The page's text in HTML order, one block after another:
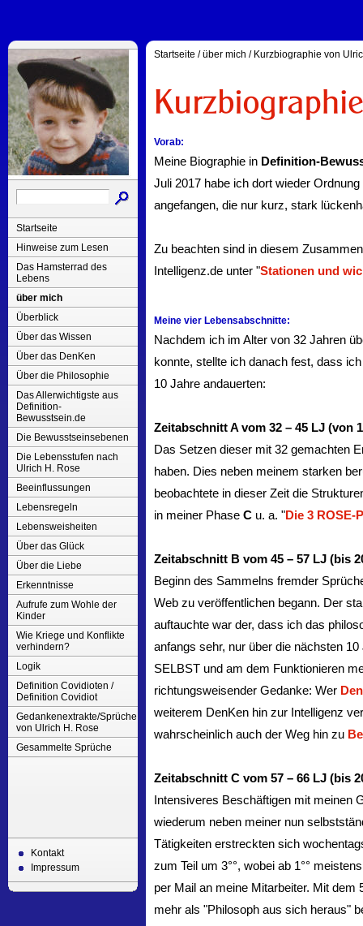
Startseite
Hinweise zum Lesen
Das Hamsterrad des
Lebens
über mich
Überblick
Über das Wissen
Über das DenKen
Über die Philosophie
Das Allerwichtigste aus
Definition-
Bewusstsein.de
Die Bewusstseinsebenen
Die Lebensstufen nach
Ulrich H. Rose
Beeinflussungen
Lebensregeln
Lebensweisheiten
Über das Glück
Über die Liebe
Erkenntnisse
Aufrufe zum Wohle der
Kinder
Wie Kriege und Konflikte
verhindern?
Logik
Definition Covidioten /
Definition Covidiot
Gedankenextrakte/Sprüche
von Ulrich H. Rose
Gesammelte Sprüche
Kontakt
Impressum
Startseite /über mich / Kurzbiographie von
Vorab:
Meine Biographie in Definition-
Juli 2017 habe ich dort wieder
angefangen, die nur kurz, stark
Zu beachten sind in diesem
Intelligenz.de unter "Stationen und
Meine vier Lebensabschnitte:
Nachdem ich im Alter von 32 Jahren
konnte, stellte ich danach fest, dass
10 Jahre andauerten:
Zeitabschnitt A vom 32 – 45 LJ (von
Das Setzen dieser mit 32 gemachten
haben. Dies neben meinem starken
beobachtete in dieser Zeit die
in meiner Phase C u. a. "Die 3 ROSE-
Zeitabschnitt B vom 45 – 57 LJ (bis
Beginn des Sammelns fremder
Web zu veröffentlichen begann. Der
auftauchte war der, dass ich das
anfangs sehr, nur über die nächsten
SELBST und am dem Funktionieren
richtungsweisender Gedanke: Wer
weiterem DenKen hin zur Intelligenz
wahrscheinlich auch der Weg hin zu
Zeitabschnitt C vom 57 – 66 LJ (bis
Intensiveres Beschäftigen mit meinen
wiederum neben meiner nun
Tätigkeiten erstreckten sich
zum Teil um 3°°, wobei ab 1°°
per Mail an meine Mitarbeiter. Mit
mehr als "Philosoph aus sich heraus"